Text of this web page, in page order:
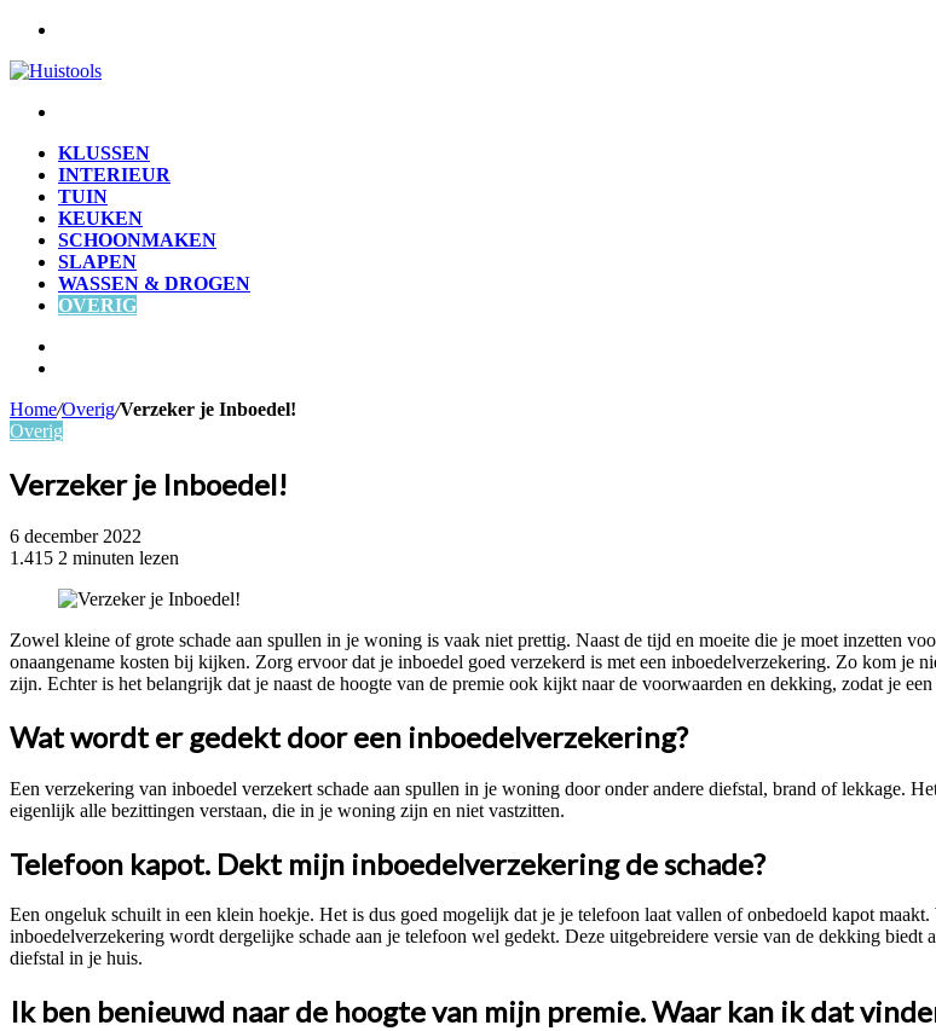
KLUSSEN
INTERIEUR
TUIN
KEUKEN
SCHOONMAKEN
SLAPEN
WASSEN & DROGEN
OVERIG
Home/Overig/Verzeker je Inboedel!
Overig
Verzeker je Inboedel!
6 december 2022
1.415 2 minuten lezen
Zowel kleine of grote schade aan spullen in je woning is vaak niet prettig. Naast de tijd en moeite die je moet inzetten
onaangename kosten bij kijken. Zorg ervoor dat je inboedel goed verzekerd is met een inboedelverzekering. Zo kom je
zijn. Echter is het belangrijk dat je naast de hoogte van de premie ook kijkt naar de voorwaarden en dekking, zodat je
Wat wordt er gedekt door een inboedelverzekering?
Een verzekering van inboedel verzekert schade aan spullen in je woning door onder andere diefstal, brand of lekkage.
eigenlijk alle bezittingen verstaan, die in je woning zijn en niet vastzitten.
Telefoon kapot. Dekt mijn inboedelverzekering de schade?
Een ongeluk schuilt in een klein hoekje. Het is dus goed mogelijk dat je je telefoon laat vallen of onbedoeld kapot
inboedelverzekering wordt dergelijke schade aan je telefoon wel gedekt. Deze uitgebreidere versie van de dekking
diefstal in je huis.
Ik ben benieuwd naar de hoogte van mijn premie. Waar kan ik dat